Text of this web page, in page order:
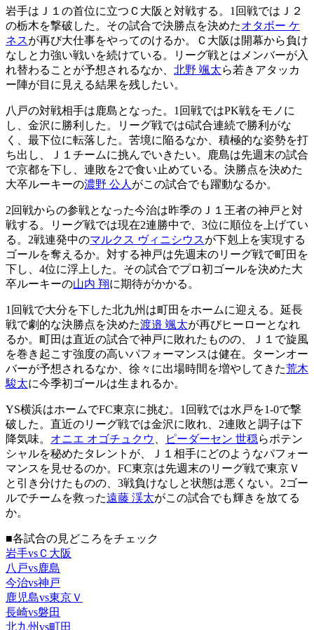
岩手はＪ１の首位に立つＣ大阪と対戦する。1回戦ではＪ２
の栃木を撃破した。その試合で決勝点を決めたオタボー ケ
ネスが再び大仕事をやってのけるか。Ｃ大阪は開幕から負け
なしと力強い戦いを続けている。リーグ戦とはメンバーが入
れ替わることが予想されるなか、 北野 颯太ら若きアタッカ
ー陣が目に見える結果を残したい。
八戸の対戦相手は鹿島となった。1回戦ではPK戦をモノに
し、金沢に勝利した。リーグ戦では6試合連続で勝利がな
く、最下位に転落した。苦境に陥るなか、積極的な姿勢を打
ち出し、Ｊ１チームに挑んでいきたい。鹿島は先週末の試合
で京都を下し、連敗を2で食い止めている。決勝点を決めた
大卒ルーキーの濃野 公人 がこの試合でも躍動なるか。
2回戦からの参戦となった今治は昨季のＪ１王者の神戸と対
戦する。リーグ戦では現在2連勝中で、3位に順位を上げてい
る。2戦連発中のマルクス ヴィニシウスが下剋上を実現する
ゴールを奪えるか。対する神戸は先週末のリーグ戦で町田を
下し、4位に浮上した。その試合でプロ初ゴールを決めた大
卒ルーキーの山内 翔に期待がかかる。
1回戦で大分を下した北九州は町田をホームに迎える。延長
戦で劇的な決勝点を決めた渡邉 颯太が再びヒーローとなれ
るか。町田は直近の試合で神戸に敗れたものの、Ｊ１で旋風
を巻き起こす強度の高いパフォーマンスは健在。ターンオー
バーが予想されるなか、徐々に出場時間を増やしてきた荒木
駿太に今季初ゴールは生まれるか。
YS横浜はホームでFC東京に挑む。1回戦では水戸を1-0で撃
破した。直近のリーグ戦では金沢に敗れ、2連敗と調子は下
降気味。 オニエ オゴチュクウ ピーダーセン 世穏らポテン
シャルを秘めたタレントが、Ｊ１相手にどのようなパフォー
マンスを見せるのか。FC東京は先週末のリーグ戦で東京Ｖ
と引き分けたものの、3戦負けなしと状態は悪くない。2ゴー
ルでチームを救った遠藤 渓太がこの試合でも輝きを放てる
か。
■各試合の見どころをチェック
岩手vsＣ大阪
八戸vs鹿島
今治vs神戸
鹿児島vs東京Ｖ
長崎vs磐田
北九州vs町田